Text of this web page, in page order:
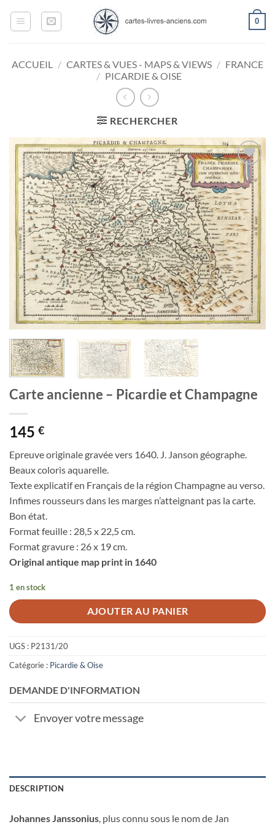
0
ACCUEIL / CARTES & VUES - MAPS & VIEWS / FRANCE
/ PICARDIE & OISE
RECHERCHER
Ajouter
à la
wishlist
Carte ancienne – Picardie et Champagne
145 €
Epreuve originale gravée vers 1640. J. Janson géographe.
Beaux coloris aquarelle.
Texte explicatif en Français de la région Champagne au verso.
Infimes rousseurs dans les marges n’atteignant pas la carte.
Bon état.
Format feuille : 28,5 x 22,5 cm.
Format gravure : 26 x 19 cm.
Original antique map print in 1640
1 en stock
AJOUTER AU PANIER
UGS : P2131/20
Catégorie : Picardie & Oise
DEMANDE D'INFORMATION
Envoyer votre message
DESCRIPTION
Johannes Janssonius, plus connu sous le nom de Jan